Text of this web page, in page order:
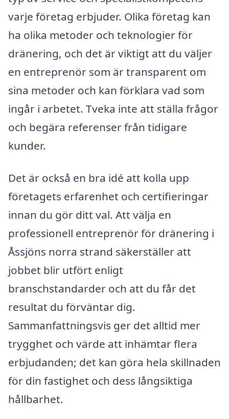
varje företag erbjuder. Olika företag kan
ha olika metoder och teknologier för
dränering, och det är viktigt att du väljer
en entreprenör som är transparent om
sina metoder och kan förklara vad som
ingår i arbetet. Tveka inte att ställa frågor
och begära referenser från tidigare
kunder.
Det är också en bra idé att kolla upp
företagets erfarenhet och certifieringar
innan du gör ditt val. Att välja en
professionell entreprenör för dränering i
Åssjöns norra strand säkerställer att
jobbet blir utfört enligt
branschstandarder och att du får det
resultat du förväntar dig.
Sammanfattningsvis ger det alltid mer
trygghet och värde att inhämtar flera
erbjudanden; det kan göra hela skillnaden
för din fastighet och dess långsiktiga
hållbarhet.